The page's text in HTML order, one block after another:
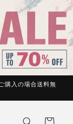
購入の場合送料無
ー